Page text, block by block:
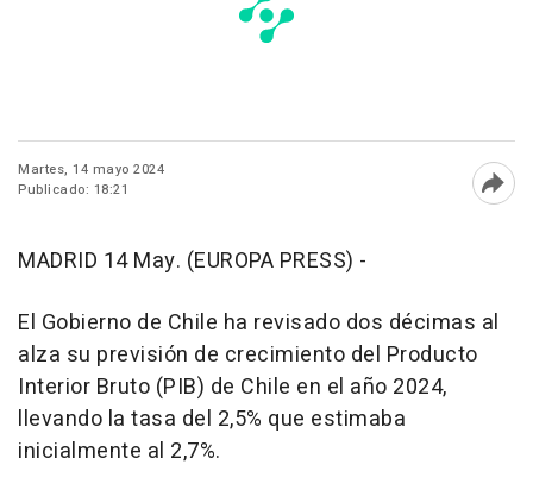
Martes, 14 mayo 2024
Publicado: 18:21
MADRID 14 May. (EUROPA PRESS) -
El Gobierno de Chile ha revisado dos décimas al
alza su previsión de crecimiento del Producto
Interior Bruto (PIB) de Chile en el año 2024,
llevando la tasa del 2,5% que estimaba
inicialmente al 2,7%.